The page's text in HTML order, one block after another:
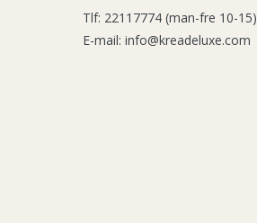
Tlf: 22117774 (man-fre 10-15)
E-mail: info@kreadeluxe.com